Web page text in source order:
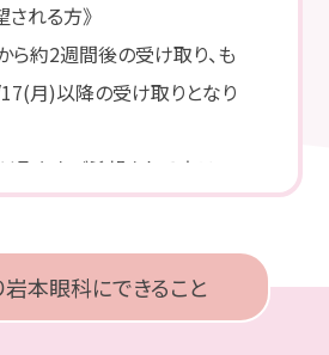
れる方》
ら約2週間後の受け取り、も
(月)以降の受け取りとなり
りをご希望される方は、
て下さい。
)AMに眼鏡の購入、眼鏡のレ
れる方》
岩本眼科にできること